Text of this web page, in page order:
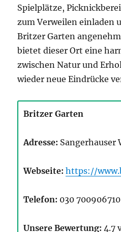
Spielplätze,
zum Verweilen einladen
Britzer Garten
bietet dieser Ort eine
zwischen Natur und
wieder neue Eindrücke
Britzer Garten
Adresse: Sangerhauser
Webseite: https://
Telefon: 030 700906710
Unsere Bewertung: 4.7